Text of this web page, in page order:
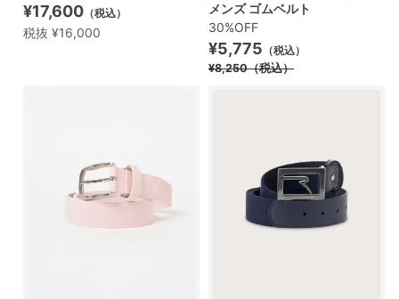
¥17,600 （税込）
税抜 ¥16,000
メンズ ゴムベルト
30%OFF
¥5,775 （税込）
¥8,250（税込）